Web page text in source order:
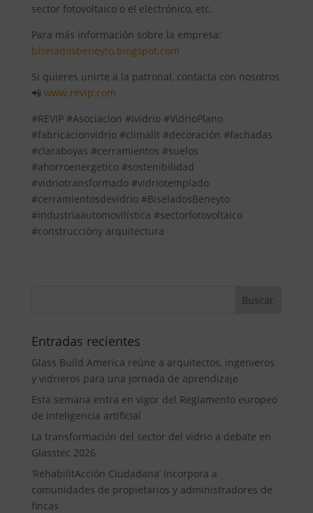
sector fotovoltaico o el electrónico, etc.
Para más información sobre la empresa:
biseladosbeneyto.blogspot.com
Si quieres unirte a la patronal, contacta con nosotros
📲 www.revip.com
#REVIP #Asociacion #ividrio #VidrioPlano
#fabricacionvidrio #climalit #decoración #fachadas
#claraboyas #cerramientos #suelos
#ahorroenergetico #sostenibilidad
#vidriotransformado #vidriotemplado
#cerramientosdevidrio #BiseladosBeneyto
#industriaautomovilística #sectorfotovoltaico
#construccióny arquitectura
Entradas recientes
Glass Build America reúne a arquitectos, ingenieros
y vidrieros para una jornada de aprendizaje
Esta semana entra en vigor del Reglamento europeo
de inteligencia artificial
La transformación del sector del vidrio a debate en
Glasstec 2026
‘RehabilitAcción Ciudadana’ incorpora a
comunidades de propietarios y administradores de
fincas